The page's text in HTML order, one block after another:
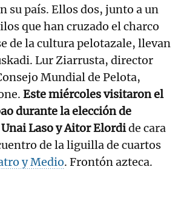
su país. Ellos dos, junto a un
que han cruzado el charco
de la cultura pelotazale, llevan
Lur Ziarrusta, director
Mundial de Pelota,
Este miércoles visitaron el
durante la elección de
Laso y Aitor Elordide cara
de la liguilla de cuartos
y Medio. Frontón azteca.